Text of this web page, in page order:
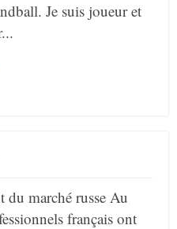
Je suis joueur et
du marché russe Au
français ont